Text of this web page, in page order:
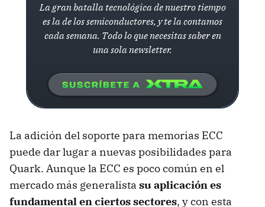
La gran batalla tecnológica de nuestro tiempo
es la de los semiconductores, y te la contamos
cada semana. Todo lo que necesitas saber en
una sola newsletter.
La adición del soporte para memorias ECC
puede dar lugar a nuevas posibilidades para
Quark. Aunque la ECC es poco común en el
mercado más generalista su aplicación es
fundamental en ciertos sectores, y con esta